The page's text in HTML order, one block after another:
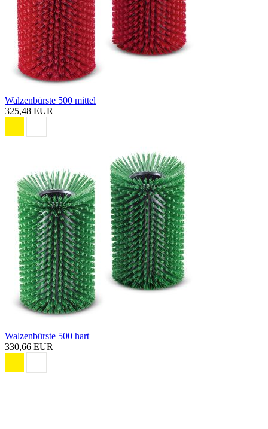
Walzenbürste 500 mittel
325,48 EUR
Walzenbürste 500 hart
330,66 EUR